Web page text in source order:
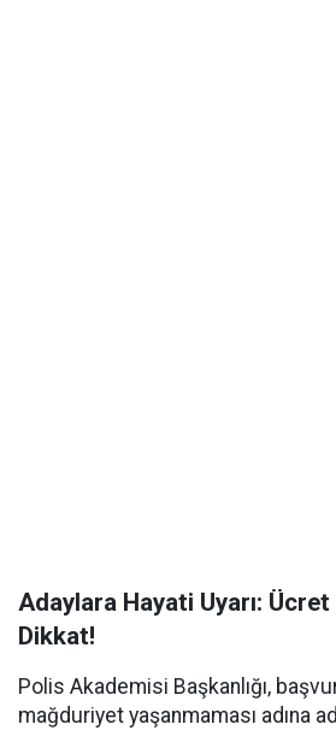
Adaylara Hayati Uyarı:
Dikkat!
Polis Akademisi Başkanlığı,
mağduriyet yaşanmaması adına